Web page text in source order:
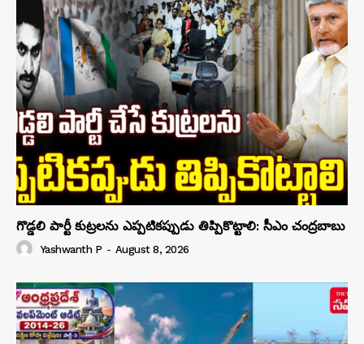
గొడ్డలి పార్టీ కుట్రలను ఎప్పటికప్పుడు తిప్పికొట్టాలి: సీఎం చంద్రబాబు
Yashwanth P - August 8, 2026